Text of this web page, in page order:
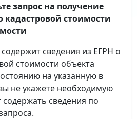
запрос на получение
кадастровой стоимости
сведения из ЕГРН о
стоимости объекта
на указанную в
не укажете необходимую
содержать сведения по